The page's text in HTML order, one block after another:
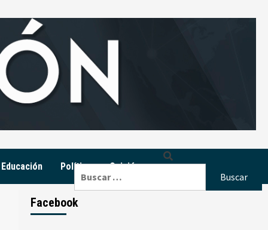
Educación Política Opinión
Facebook